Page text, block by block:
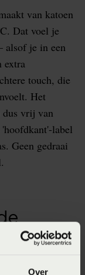
Over
van katoen
Dat voel je
alsof je in een
extra
touch, die
Het
dus vrij van
label
Geen gedraai
in